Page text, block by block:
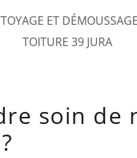
ET
TOITURE 39 JURA
soin de